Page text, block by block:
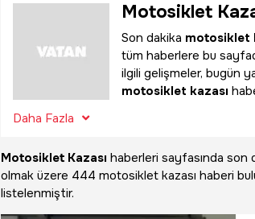
Motosiklet
Son dakika motosiklet
tüm haberlere bu
ilgili gelişmeler, bugün
motosiklet kazası
Daha Fazla
Motosiklet Kazası haberleri sayfasında son
olmak üzere 444 motosiklet kazası haberi
listelenmiştir.